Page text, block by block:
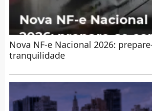
Nova NF-e Nacional 2026:
tranquilidade